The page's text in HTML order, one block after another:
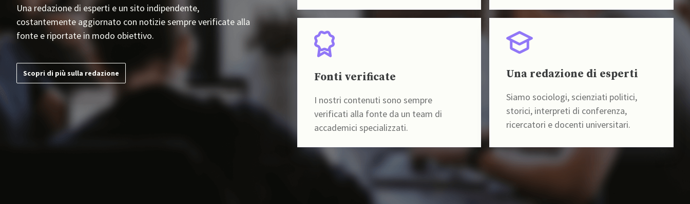
Una redazione di esperti e un sito indipendente,
costantemente aggiornato con notizie sempre verificate alla
fonte e riportate in modo obiettivo.
Scopri di più sulla redazione Fonti verificate
I nostri contenuti sono sempre
verificati alla fonte da un team di
accademici specializzati.
Una redazione di esperti
Siamo sociologi, scienziati politici,
storici, interpreti di conferenza,
ricercatori e docenti universitari.